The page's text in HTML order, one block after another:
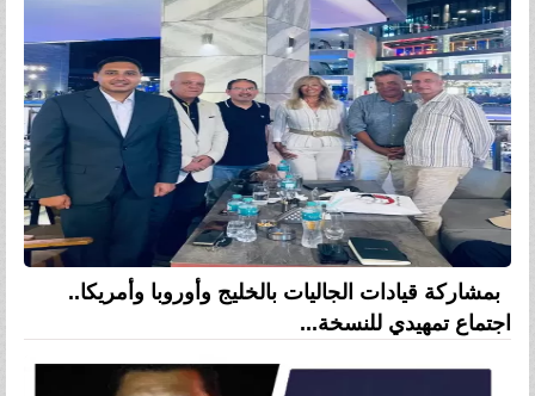
بمشاركة قيادات الجاليات بالخليج وأوروبا وأمريكا..
اجتماع تمهيدي للنسخة...